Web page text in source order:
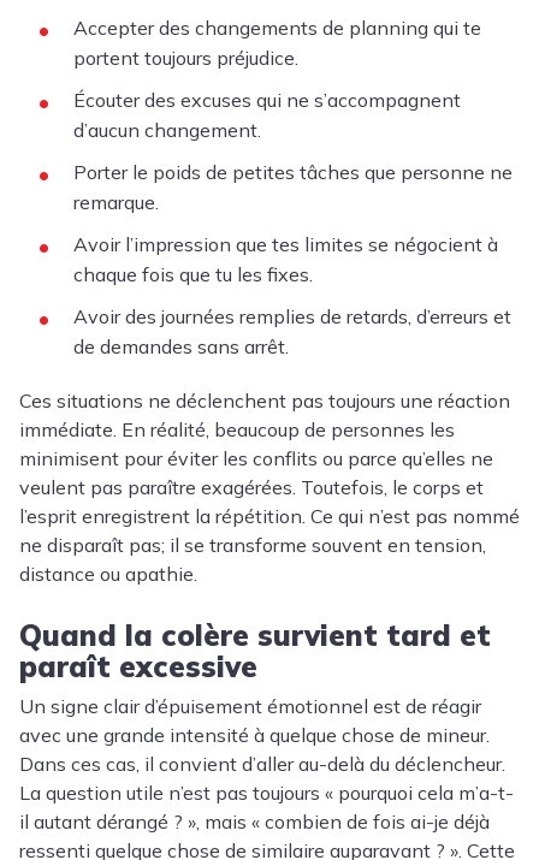
Accepter des changements de planning qui te
portent toujours préjudice.
Écouter des excuses qui ne s’accompagnent
d’aucun changement.
Porter le poids de petites tâches que personne ne
remarque.
Avoir l’impression que tes limites se négocient à
chaque fois que tu les fixes.
Avoir des journées remplies de retards, d’erreurs et
de demandes sans arrêt.
Ces situations ne déclenchent pas toujours une réaction
immédiate. En réalité, beaucoup de personnes les
minimisent pour éviter les conflits ou parce qu’elles ne
veulent pas paraître exagérées. Toutefois, le corps et
l’esprit enregistrent la répétition. Ce qui n’est pas nommé
ne disparaît pas; il se transforme souvent en tension,
distance ou apathie.
Quand la colère survient tard et
paraît excessive
Un signe clair d’épuisement émotionnel est de réagir
avec une grande intensité à quelque chose de mineur.
Dans ces cas, il convient d’aller au-delà du déclencheur.
La question utile n’est pas toujours « pourquoi cela m’a-t-
il autant dérangé ? », mais « combien de fois ai-je déjà
ressenti quelque chose de similaire auparavant ? ». Cette